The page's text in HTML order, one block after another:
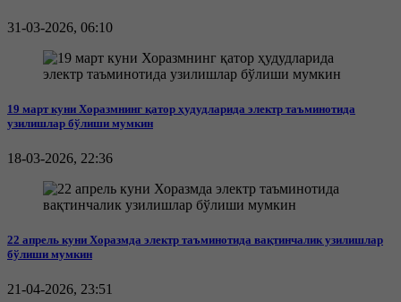
31-03-2026, 06:10
19 март куни Хоразмнинг қатор ҳудудларида электр таъминотида
узилишлар бўлиши мумкин
18-03-2026, 22:36
22 апрель куни Хоразмда электр таъминотида вақтинчалик узилишлар
бўлиши мумкин
21-04-2026, 23:51